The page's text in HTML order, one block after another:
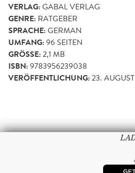
VERLAG:GABAL VERLAG
GENRE: RATGEBER
SPRACHE:GERMAN
UMFANG:96 SEITEN
GRÖSSE: 2,1 MB
ISBN:9783956239038
VERÖFFENTLICHUNG:23.